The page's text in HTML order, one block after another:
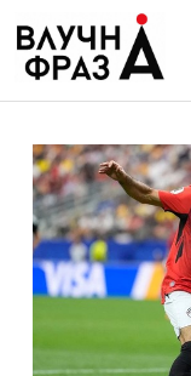
содержимому
Гроші
Життя
Лайфстайл
ТехноНаука
Людина